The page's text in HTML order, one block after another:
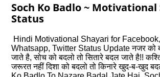
Soch Ko Badlo ~ Motivational
Status
Hindi Motivational Shayari for
Whatsapp, Twitter Status Update नजर को
जाते है, सोच को बदलो तो सितारे बदल जाते है!!
जरूरत नहीं दिशा को बदलो तो किनारे खुद-ब-खुद